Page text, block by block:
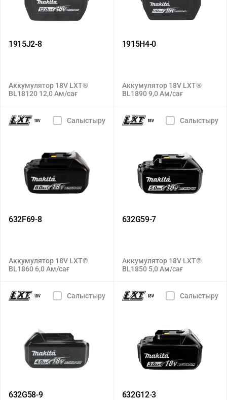
1915J2-8
Аккумулятор 18V LXT®
BL18120 12,0 Ам/сағ
1915H4-0
Аккумулятор 18V LXT®
BL1890 9,0 Ам/сағ
Салыстыру
632F69-8
Аккумулятор 18V LXT®
BL1860 6,0 Ам/сағ
Салыстыру
632G59-7
Аккумулятор 18V LXT®
BL1850 5,0 Ам/сағ
Салыстыру
632G58-9
Салыстыру
632G12-3